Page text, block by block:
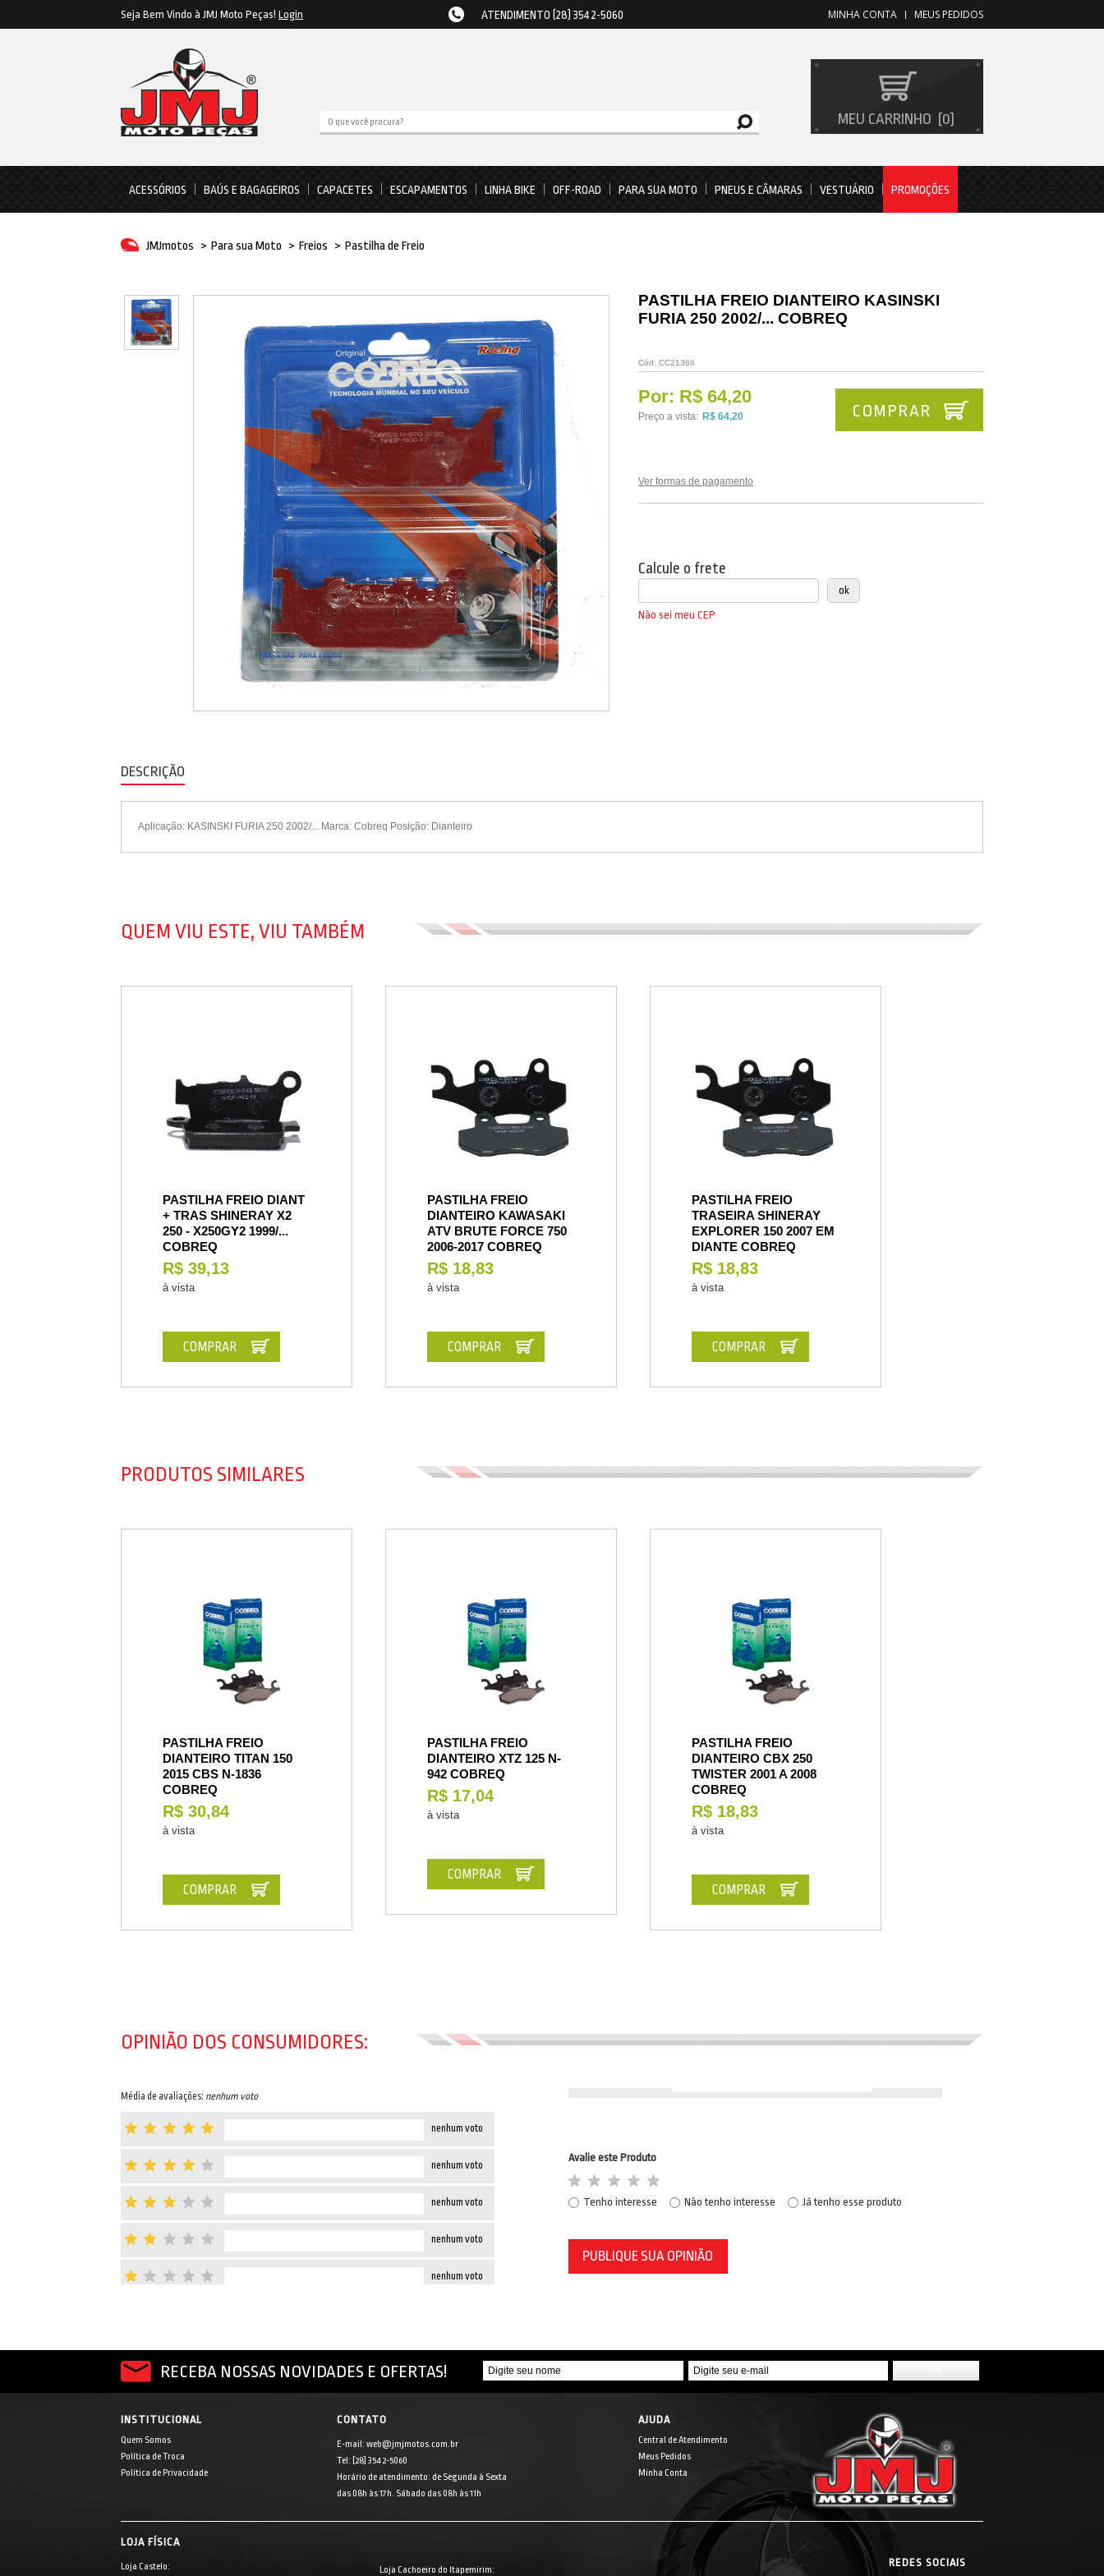
Seja Bem Vindo à JMJ Moto Peças! Login ATENDIMENTO (28) 3542-5060 MEUS PEDIDOS
MINHA CONTA
MEU CARRINHO 0
ACESSÓRIOS BAÚS E BAGAGEIROS CAPACETES ESCAPAMENTOS LINHA BIKE OFF-ROAD PARA SUA MOTO PNEUS E CÂMARAS VESTUÁRIO PROMOÇÕES
JMJmotos > Para sua Moto > Freios > Pastilha de Freio
PASTILHA FREIO DIANTEIRO KASINSKI
FURIA 250 2002/... COBREQ
Cód: CC21366
Por: R$ 64,20
Preço a vista: R$ 64,20
Ver formas de pagamento
COMPRAR
Calcule o frete
Não sei meu CEP
DESCRIÇÃO
Aplicação: KASINSKI FURIA 250 2002/... Marca: Cobreq Posição: Dianteiro
QUEM VIU ESTE, VIU TAMBÉM
PASTILHA FREIO DIANT
+ TRAS SHINERAY X2
250 - X250GY2 1999/...
COBREQ
R$ 39,13
à vista
COMPRAR
PASTILHA FREIO
DIANTEIRO KAWASAKI
ATV BRUTE FORCE 750
2006-2017 COBREQ
R$ 18,83
à vista
COMPRAR
PASTILHA FREIO
TRASEIRA SHINERAY
EXPLORER 150 2007 EM
DIANTE COBREQ
R$ 18,83
à vista
COMPRAR
PRODUTOS SIMILARES
PASTILHA FREIO
DIANTEIRO TITAN 150
2015 CBS N-1836
COBREQ
R$ 30,84
à vista
COMPRAR
PASTILHA FREIO
DIANTEIRO XTZ 125 N-
942 COBREQ
R$ 17,04
à vista
COMPRAR
PASTILHA FREIO
DIANTEIRO CBX 250
TWISTER 2001 A 2008
COBREQ
R$ 18,83
à vista
COMPRAR
OPINIÃO DOS CONSUMIDORES:
Média de avaliações: nenhum voto
nenhum voto
nenhum voto
nenhum voto
nenhum voto
nenhum voto
Avalie este Produto
Tenho interesse Não tenho interesse Já tenho esse produto
PUBLIQUE SUA OPINIÃO
RECEBA NOSSAS NOVIDADES E OFERTAS!
INSTITUCIONAL
Quem Somos
Política de Troca
Política de Privacidade
CONTATO
E-mail: web@jmjmotos.com.br
Tel: [28] 3542-5060
Horário de atendimento: de Segunda à Sexta
das 08h às 17h. Sábado das 08h às 11h
AJUDA
Central de Atendimento
Meus Pedidos
Minha Conta
LOJA FÍSICA
Loja Castelo: Loja Cachoeiro do Itapemirim:
REDES SOCIAIS